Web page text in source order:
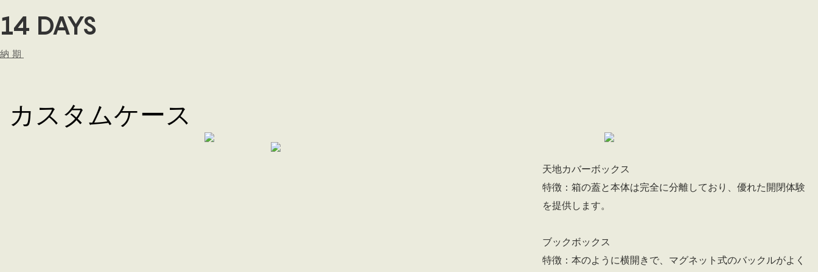
14 DAYS
納期
カスタムケース
天地カバーボックス
特徴：箱の蓋と本体は完全に分離しており、優れた開閉体験
を提供します。
ブックボックス
特徴：本のように横開きで、マグネット式のバックルがよく